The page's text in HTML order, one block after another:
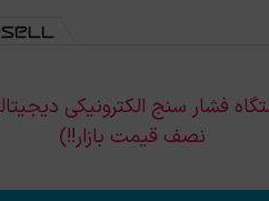
فشار سنج الکترونیکی
نصف قیمت بازار!!)